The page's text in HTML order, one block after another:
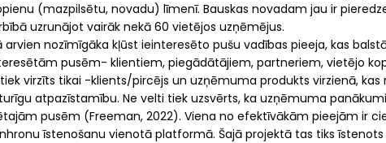
(mazpilsētu, novadu) līmenī. Bauskas novadam jau ir
uzrunājot vairāk nekā 60 vietējos uzņēmējus.
arvien nozīmīgāka kļūst ieinteresēto pušu vadības pieeja, kas
pusēm- klientiem, piegādātājiem, partneriem, vietējo
virzīts tikai -klients/pircējs un uzņēmuma produkts virzienā,
atpazīstamību. Ne velti tiek uzsvērts, ka uzņēmuma
pusēm (Freeman, 2022). Viena no efektīvākām pieejām ir
īstenošanu vienotā platformā. Šajā projektā tas tiks